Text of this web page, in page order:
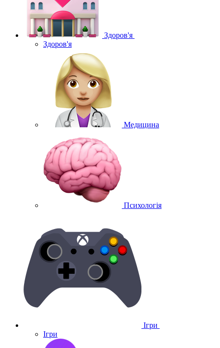
Здоров'я
Здоров'я
Медицина
Психологія
Ігри
Ігри